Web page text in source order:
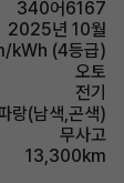
340어6167
2025년 10월
kWh (4등급)
오토
전기
랑(남색,곤색)
무사고
13,300km